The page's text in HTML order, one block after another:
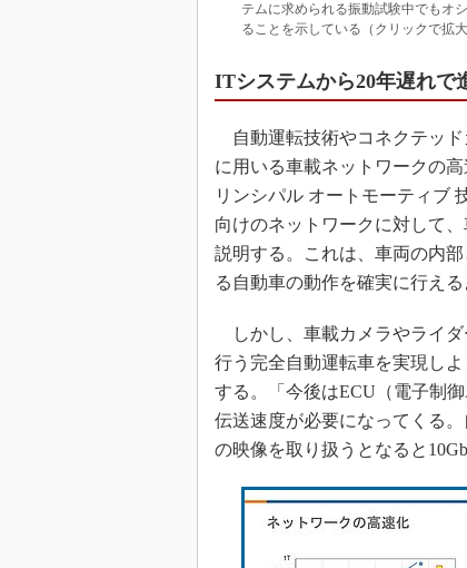
テムに求められる振動試験中でもオ
ることを示している（クリックで拡大
ITシステムから20年遅れで
自動運転技術やコネクテッド
に用いる車載ネットワークの
リンシパル オートモーティブ
向けのネットワークに対して
説明する。これは、車両の内
る自動車の動作を確実に行え
しかし、車載カメラやライダ
行う完全自動運転車を実現し
する。「今後はECU（電子制
伝送速度が必要になってくる
の映像を取り扱うとなると